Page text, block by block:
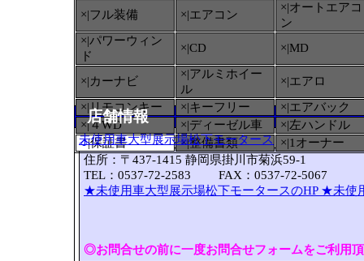
×|フル装備
×|エアコン
×|オートエアコ
ン
×|パワーウィン
ド
×|CD ×|MD
×|カーナビ
×|アルミホイー
ル
×|エアロ
×|リモコンキー
×|キーフリー
×|エアバック
×|４WD
×|ディーゼル車
×|左ハンドル
○|保証書 ×|整備書類 ×|1オーナー
店舗情報
未使用車大型展示場松下モータース
住所：〒437-1415 静岡県掛川市菊浜59-1
TEL：0537-72-2583 FAX：0537-72-5067
★未使用車大型展示場松下モータースのHP ★未使
◎お問合せの前に一度お問合せフォームをご利用